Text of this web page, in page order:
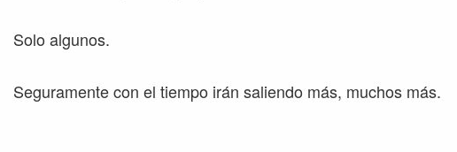
Solo algunos.
Seguramente con el tiempo irán saliendo más, muchos más.